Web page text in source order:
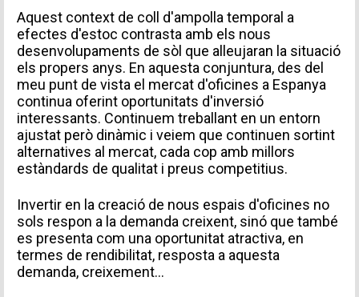
Aquest context de coll d'ampolla temporal a
efectes d'estoc contrasta amb els nous
desenvolupaments de sòl que alleujaran la situació
els propers anys. En aquesta conjuntura, des del
meu punt de vista el mercat d'oficines a Espanya
continua oferint oportunitats d'inversió
interessants. Continuem treballant en un entorn
ajustat però dinàmic i veiem que continuen sortint
alternatives al mercat, cada cop amb millors
estàndards de qualitat i preus competitius.
Invertir en la creació de nous espais d'oficines no
sols respon a la demanda creixent, sinó que també
es presenta com una oportunitat atractiva, en
termes de rendibilitat, resposta a aquesta
demanda, creixement…
INFORMACIÓ PERSONAL